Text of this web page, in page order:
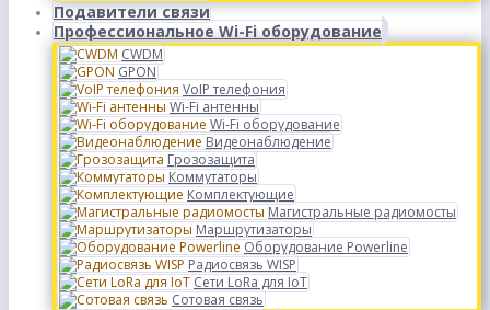
Подавители связи
Профессиональное Wi-Fi оборудование
CWDM
GPON
VoIP телефония
Wi-Fi антенны
Wi-Fi оборудование
Видеонаблюдение
Грозозащита
Коммутаторы
Комплектующие
Магистральные радиомосты
Маршрутизаторы
Оборудование Powerline
Радиосвязь WISP
Сети LoRa для IoT
Сотовая связь